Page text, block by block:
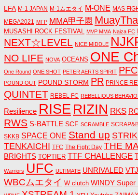
LFA M-1 JAPAN M-1ムエタイ M-ONE MAS
MEGA2021 MFP MMA甲子園
MUSASHI ROCK FESTIVAL MVP MMA Naiza FC
NEXT☆LEVEL NICE MIDDLE
NO LIFE NOVA OCEANS ONE
One Round ONE SHOT PETER AERTS SPIRIT PFC
POUND OUT POUND STORM PR PRINCE
QUINTET REBEL FC REBELLIOUS
Resilience RISE RIZIN RKS
RWS S-BATTLE SCF SCRAMBLE
SKKB SPACE ONE Stand up
TENKAICHI TFC The Fight Day THE
BRIGHTS TOPTIER TTF CHALLENGE
Warriors UFC ULTIMATE UNRIVALED VTJ
WBCムエタイ W clutch WINDY Super